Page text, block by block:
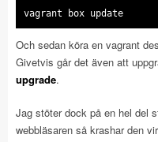
vagrant box update
Och sedan köra en vagrant
Givetvis går det även att
upgrade.
Jag stöter dock på en hel del
webbläsaren så krashar den